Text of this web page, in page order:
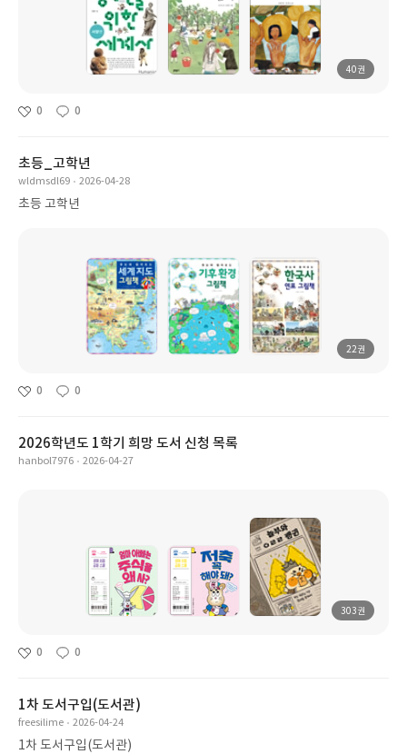
40권
0 0
초등_고학년
wldmsdl69 2026-04-28
초등 고학년
22권
0 0
2026학년도 1학기 희망 도서 신청 목록
hanbol7976 2026-04-27
303권
0 0
1차 도서구입(도서관)
freesilime 2026-04-24
1차 도서구입(도서관)